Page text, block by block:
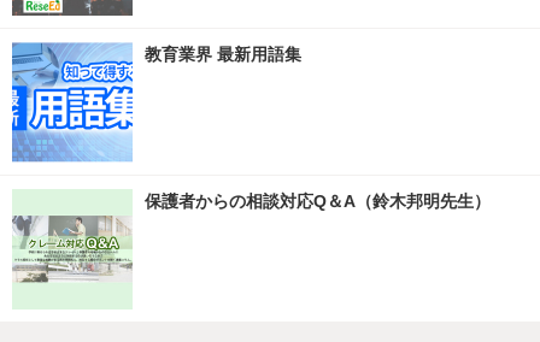
教育業界 最新用語集
保護者からの相談対応Q＆A（鈴木邦明先生）